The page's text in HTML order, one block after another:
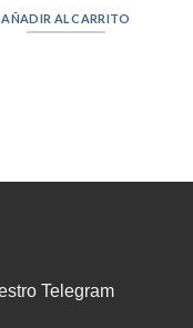
was:
$29.00.
is:
$4.00.
AÑADIR AL CARRITO
Telegram